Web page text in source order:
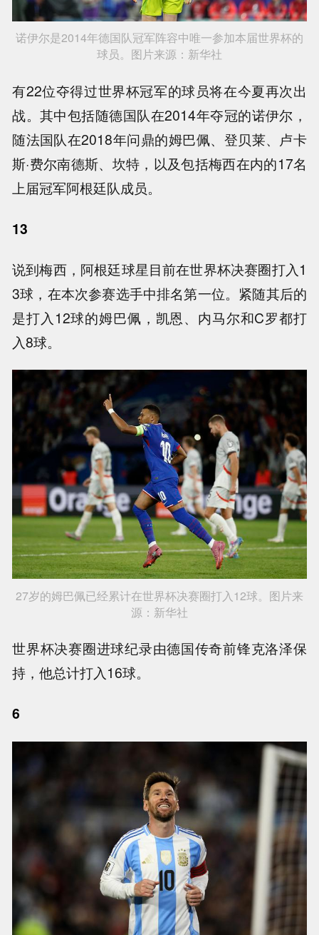
诺伊尔是2014年德国队冠军阵容中唯一参加本届世界杯的
球员。图片来源：新华社
有22位夺得过世界杯冠军的球员将在今夏再次出
战。其中包括随德国队在2014年夺冠的诺伊尔，
随法国队在2018年问鼎的姆巴佩、登贝莱、卢卡
斯·费尔南德斯、坎特，以及包括梅西在内的17名
上届冠军阿根廷队成员。
13
说到梅西，阿根廷球星目前在世界杯决赛圈打入1
3球，在本次参赛选手中排名第一位。紧随其后的
是打入12球的姆巴佩，凯恩、内马尔和C罗都打
入8球。
27岁的姆巴佩已经累计在世界杯决赛圈打入12球。图片来
源：新华社
世界杯决赛圈进球纪录由德国传奇前锋克洛泽保
持，他总计打入16球。
6